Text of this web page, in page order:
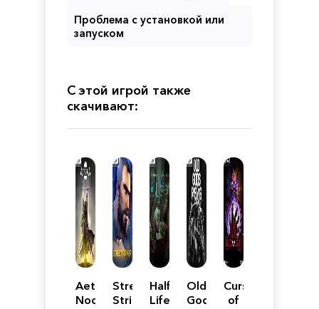
Проблема с установкой или
запуском
С этой игрой также
скачивают:
Aeterna
Noctis
Street
Striker
Half-
Life:
Old
Gods
Curse
of